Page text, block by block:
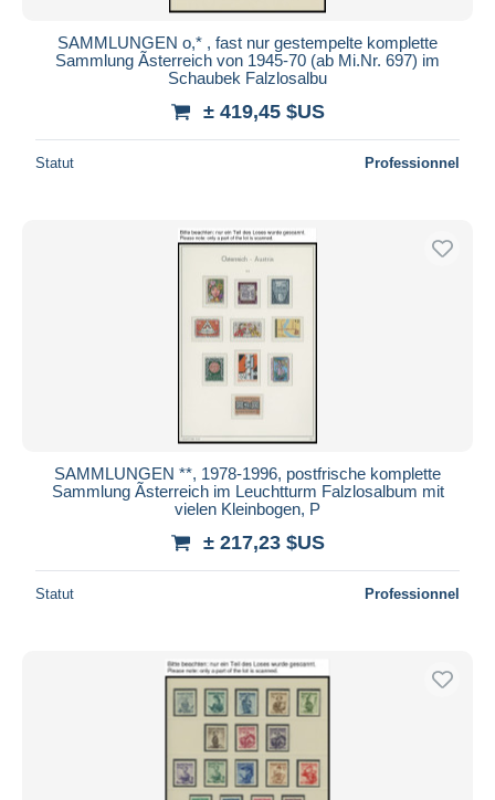
SAMMLUNGEN o,* , fast nur gestempelte komplette
Sammlung Ãsterreich von 1945-70 (ab Mi.Nr. 697) im
Schaubek Falzlosalbu
± 419,45 $US
Statut Professionnel
SAMMLUNGEN **, 1978-1996, postfrische komplette
Sammlung Ãsterreich im Leuchtturm Falzlosalbum mit
vielen Kleinbogen, P
± 217,23 $US
Statut Professionnel